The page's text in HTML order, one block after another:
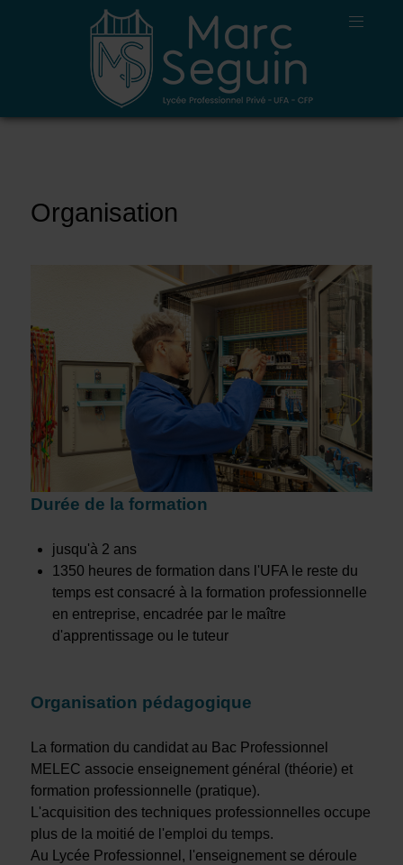
Organisation
Durée de la formation
jusqu'à 2 ans
1350 heures de formation dans l'UFA le reste du
temps est consacré à la formation professionnelle
en entreprise, encadrée par le maître
d'apprentissage ou le tuteur
Organisation pédagogique
La formation du candidat au Bac Professionnel
MELEC associe enseignement général (théorie) et
formation professionnelle (pratique).
L'acquisition des techniques professionnelles occupe
plus de la moitié de l'emploi du temps.
Au Lycée Professionnel, l'enseignement se déroule